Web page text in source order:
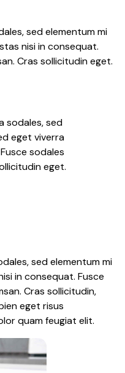
sed elementum mi
nisi in consequat.
Cras sollicitudin eget.
sodales, sed
eget viverra
sodales
eget.
sed elementum mi
in consequat. Fusce
Cras sollicitudin,
eget risus
quam feugiat elit.